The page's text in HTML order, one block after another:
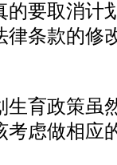
要取消计
条款的修
育政策虽
考虑做相应